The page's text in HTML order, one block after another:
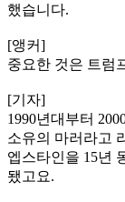
했습니다.
[앵커]
중요한 것은 트럼
[기자]
1990년대부터
소유의 마러라고
엡스타인을 15년
됐고요.